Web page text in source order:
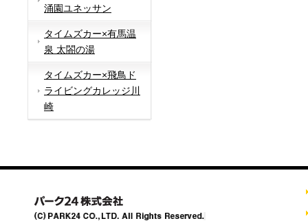
涌園ユネッサン
タイムズカー×有馬温
泉 太閤の湯
タイムズカー×飛鳥ド
ライビングカレッジ川
崎